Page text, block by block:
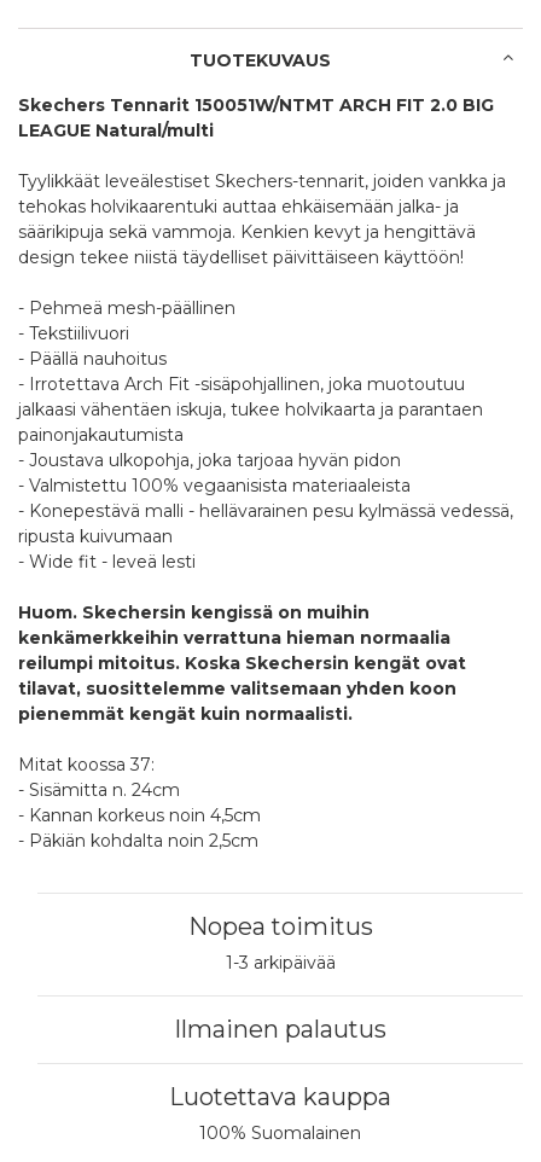
TUOTEKUVAUS
Skechers Tennarit 150051W/NTMT ARCH FIT 2.0 BIG
LEAGUE Natural/multi
Tyylikkäät leveälestiset Skechers-tennarit, joiden vankka ja
tehokas holvikaarentuki auttaa ehkäisemään jalka- ja
säärikipuja sekä vammoja. Kenkien kevyt ja hengittävä
design tekee niistä täydelliset päivittäiseen käyttöön!
- Pehmeä mesh-päällinen
- Tekstiilivuori
- Päällä nauhoitus
- Irrotettava Arch Fit -sisäpohjallinen, joka muotoutuu
jalkaasi vähentäen iskuja, tukee holvikaarta ja parantaen
painonjakautumista
- Joustava ulkopohja, joka tarjoaa hyvän pidon
- Valmistettu 100% vegaanisista materiaaleista
- Konepestävä malli - hellävarainen pesu kylmässä vedessä,
ripusta kuivumaan
- Wide fit - leveä lesti
Huom. Skechersin kengissä on muihin
kenkämerkkeihin verrattuna hieman normaalia
reilumpi mitoitus. Koska Skechersin kengät ovat
tilavat, suosittelemme valitsemaan yhden koon
pienemmät kengät kuin normaalisti.
Mitat koossa 37:
- Sisämitta n. 24cm
- Kannan korkeus noin 4,5cm
- Päkiän kohdalta noin 2,5cm
Nopea toimitus
1-3 arkipäivää
Ilmainen palautus
Luotettava kauppa
100% Suomalainen